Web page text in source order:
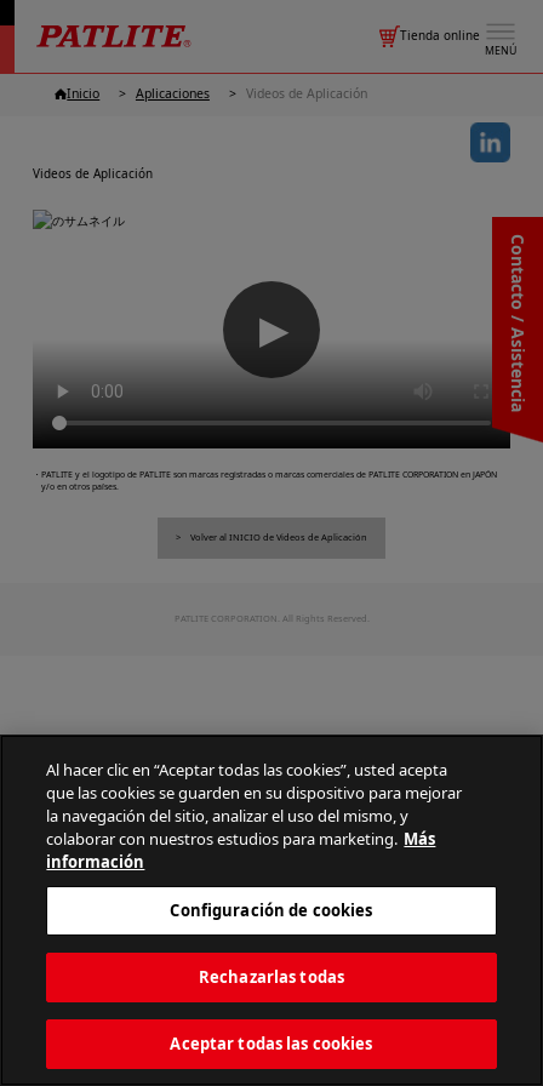
MENÚ
Tienda online
Contacto / Asistencia
Inicio Aplicaciones Videos de Aplicación
Videos de Aplicación
▶
・PATLITE y el logotipo de PATLITE son marcas registradas o marcas comerciales de PATLITE CORPORATION en JAPÓN
y/o en otros países.
Volver al INICIO de Videos de Aplicación
PATLITE CORPORATION. All Rights Reserved.
Al hacer clic en “Aceptar todas las cookies”, usted acepta
que las cookies se guarden en su dispositivo para mejorar
la navegación del sitio, analizar el uso del mismo, y
colaborar con nuestros estudios para marketing. Más
información
Configuración de cookies
Rechazarlas todas
Aceptar todas las cookies